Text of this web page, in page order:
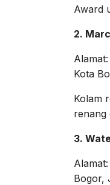
Award
2.
Kota
Kolam
renang
3.
Bogor,